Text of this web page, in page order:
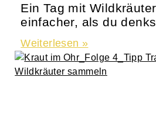
Ein Tag mit
einfacher, als du
Weiterlesen »